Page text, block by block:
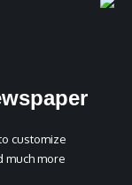
customize
more.